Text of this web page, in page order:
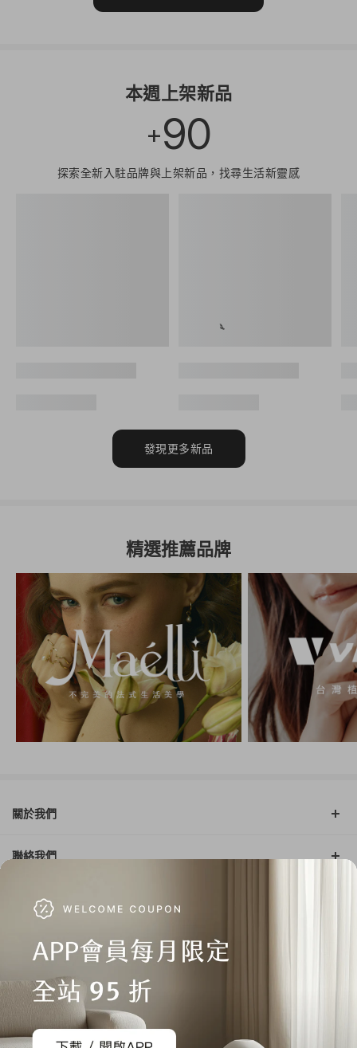
本週上架新品
+90
探索全新入駐品牌與上架新品，找尋生活新靈感
發現更多新品
精選推薦品牌
關於我們
聯絡我們
自助查詢
顧客服務
本站採用 reCAPTCHA 保護機制